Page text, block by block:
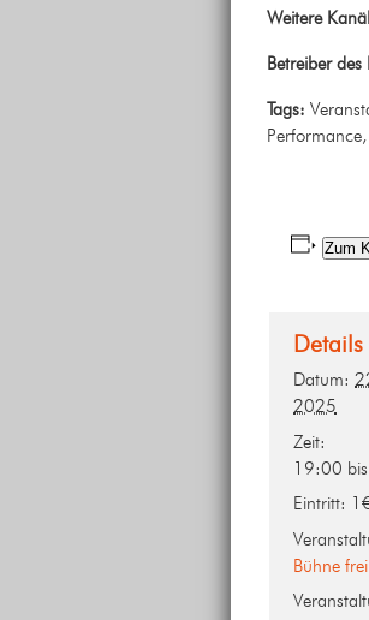
Weitere
Betreiber
Tags:
Zum
Details
Datum:
2025
Zeit:
19:00
Eintritt:
Bühne frei